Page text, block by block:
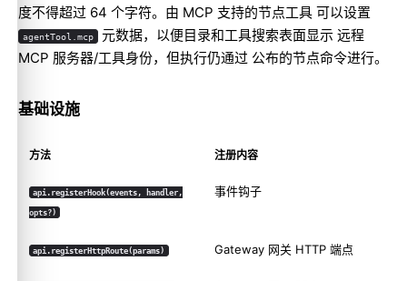
度不得超过 64 个字符。由 MCP 支持的节点工具 可以设置
agentTool.mcp 元数据，以便目录和工具搜索表面显示 远程
MCP 服务器/工具身份，但执行仍通过 公布的节点命令进行。
基础设施
方法 注册内容
api.registerHook(events, handler,
opts?)
事件钩子
api.registerHttpRoute(params) Gateway 网关 HTTP 端点